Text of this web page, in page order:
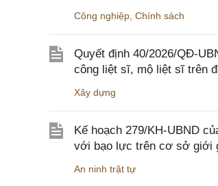
Công nghiệp Chính sách
Quyết định 40/2026/QĐ-
công liệt sĩ, mộ liệt sĩ trên
Xây dựng
Kế hoạch 279/KH-UBND
với bạo lực trên cơ sở giới
An ninh trật tự